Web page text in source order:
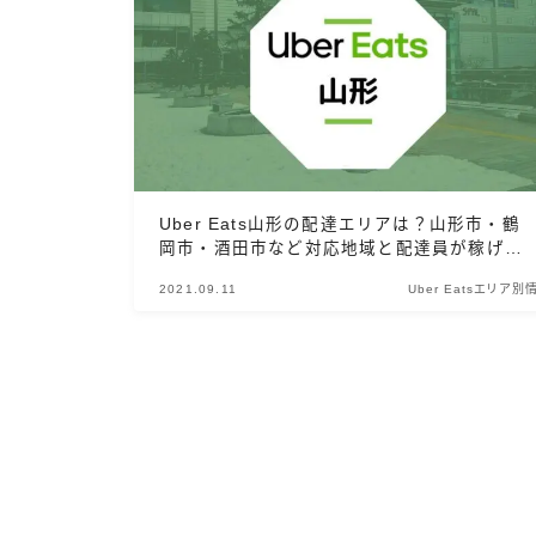
Uber Eats山形の配達エリアは？山形市・鶴
岡市・酒田市など対応地域と配達員が稼げる
2021.09.11 Uber Eatsエリア別